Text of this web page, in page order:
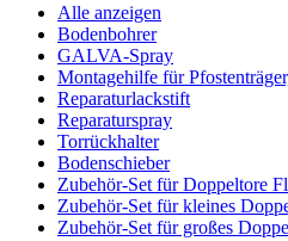
Alle anzeigen
Bodenbohrer
GALVA-Spray
Montagehilfe für
Reparaturlackstift
Reparaturspray
Torrückhalter
Bodenschieber
Zubehör-Set für Doppeltore
Zubehör-Set für kleines
Zubehör-Set für großes